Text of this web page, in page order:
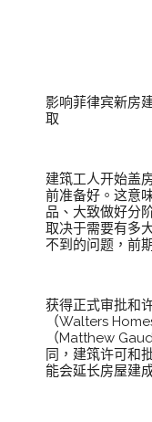
影响菲律宾新房
取
建筑工人开始盖
前准备好。这意
品、大致做好分
取决于需要有多
不到的问题，
获得正式审批和
（Walters
（Matthew
同，建筑许可和
能会延长房屋